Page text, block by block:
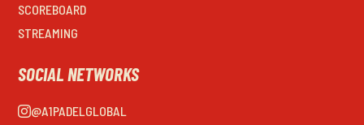
SCOREBOARD
STREAMING
SOCIAL NETWORKS
@A1PADELGLOBAL